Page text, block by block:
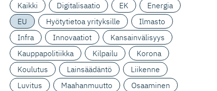
Kaikki Digitalisaatio EK
Energia
EU
Hyötytietoa yrityksille
Ilmasto
Infra
Innovaatiot
Kansainvälisyys
Kauppapolitiikka
Kilpailu
Korona
Koulutus
Lainsäädäntö
Liikenne
Luvitus
Maahanmuutto
Osaaminen